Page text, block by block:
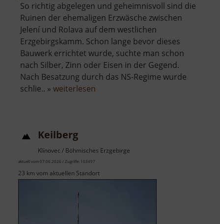
So richtig abgelegen und geheimnisvoll sind die
Ruinen der ehemaligen Erzwäsche zwischen
Jelení und Rolava auf dem westlichen
Erzgebirgskamm. Schon lange bevor dieses
Bauwerk errichtet wurde, suchte man schon
nach Silber, Zinn oder Eisen in der Gegend.
Nach Besatzung durch das NS-Regime wurde
schlie.. » weiterlesen
Keilberg
Klínovec / Böhmisches Erzgebirge
aktuell vom 07.06.2026 / Zugriffe: 103497
23 km vom aktuellen Standort